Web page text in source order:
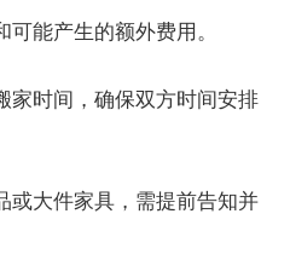
能产生的额外费用。
家时间，确保双方时间安排
或大件家具，需提前告知并